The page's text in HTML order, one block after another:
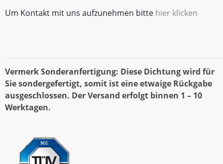
Um Kontakt mit uns aufzunehmen bitte hier klicken
Vermerk Sonderanfertigung: Diese Dichtung wird für
Sie sondergefertigt, somit ist eine etwaige Rückgabe
ausgeschlossen. Der Versand erfolgt binnen 1 – 10
Werktagen.